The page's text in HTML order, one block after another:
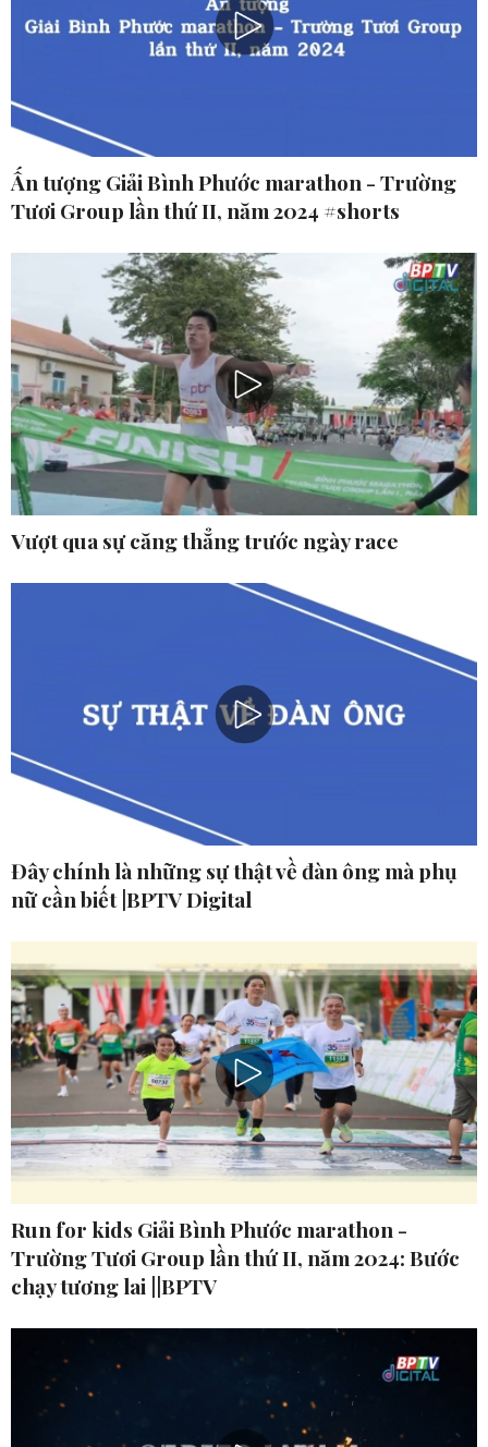
Ấn tượng Giải Bình Phước marathon - Trường
Tươi Group lần thứ II, năm 2024 #shorts
Vượt qua sự căng thẳng trước ngày race
Đây chính là những sự thật về đàn ông mà phụ
nữ cần biết |BPTV Digital
Run for kids Giải Bình Phước marathon -
Trường Tươi Group lần thứ II, năm 2024: Bước
chạy tương lai ||BPTV